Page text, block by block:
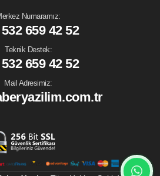
Numaramız:
659 42 52
Teknik Destek:
659 42 52
Mail Adresimiz: